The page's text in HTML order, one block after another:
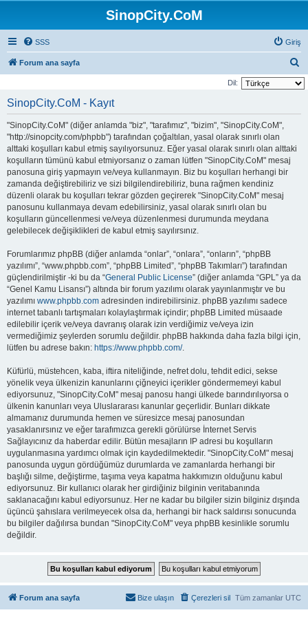
SinopCity.CoM
SSS Giriş
Forum ana sayfa
r
Dil:
SinopCity.CoM - Kayıt
"SinopCity.CoM" (diğer anlamda "biz", "tarafımız", "bizim", "SinopCity.CoM",
"http://sinopcity.com/phpbb") tarafından çoğaltılan, yasal olarak sınırlı olan
alttaki koşulları kabul etmiş sayılıyorsunuz. Eğer yasal olarak sınırlı olan alttaki
koşulların tümünü kabul etmiyorsanız o zaman lütfen "SinopCity.CoM" mesaj
panosuna giriş yapmayın ve/veya kullanmayın. Biz bu koşulları herhangi bir
zamanda değiştirebiliriz ve sizi bilgilendirebiliriz, buna rağmen kendiniz
düzenli olarak bu koşulları tekrar gözden geçirerek "SinopCity.CoM" mesaj
panosunu kullanmaya devam edebilirsiniz, yasal olarak sınırlı olan bu
koşulların güncellenmesi ve/veya düzenlenmesi durumunda meydana
gelebilecek değişiklikleri de kabul etmiş sayılırsınız.
Forumlarımız phpBB (diğer anlamda “onlar”, “onlara”, “onların”, “phpBB
yazılımı”, “www.phpbb.com”, “phpBB Limited”, “phpBB Takımları”) tarafından
güçlendirilmiştir -ki bu da “General Public License” (diğer anlamda “GPL” ya da
“Genel Kamu Lisansı”) altında bir forum yazılımı olarak yayınlanmıştır ve bu
yazılımı www.phpbb.com adresinden indirebilirsiniz. phpBB yazılımı sadece
internet tabanlı tartışmaları kolaylaştırmak içindir; phpBB Limited müsaade
edilebilir içerik ve/veya davranış olarak izin verdiğimiz ve/veya izin
vermediğimiz şeylerden sorumlu değildir. phpBB hakkında daha fazla bilgi için,
lütfen bu adrese bakın: https://www.phpbb.com/.
Küfürlü, müstehcen, kaba, iftira niteliğinde, nefret dolu, tehdit edici, sekse
yönelik veya ülkenizin kanunlarını çiğneyici içerikler göndermemeyi kabul
ediyorsunuz, "SinopCity.CoM" mesaj panosu hangi ülkede barındırılıyorsa o
ülkenin kanunları veya Uluslararası kanunlar geçerlidir. Bunları dikkate
almamanız durumunda hemen ve süresizce mesaj panosundan
yasaklanırsınız ve eğer tarafımızca gerekli görülürse İnternet Servis
Sağlayıcınız da haberdar edilir. Bütün mesajların IP adresi bu koşulların
uygulanmasına yardımcı olmak için kaydedilmektedir. "SinopCity.CoM" mesaj
panosunda uygun gördüğümüz durumlarda ve zamanlarda herhangi bir
başlığı silme, değiştirme, taşıma veya kapatma hakkımızın olduğunu kabul
ediyorsunuz. Bir kullanıcı olarak her girdiğiniz bilginin veritabanında
saklanacağını kabul ediyorsunuz. Her ne kadar bu bilgiler sizin bilginiz dışında
üçüncü şahıslara verilmeyecek olsa da, herhangi bir hack saldırısı sonucunda
bu bilgiler dağılırsa bundan "SinopCity.CoM" veya phpBB kesinlikle sorumlu
değildir.
Forum ana sayfa Tüm zamanlar UTC
Çerezleri sil
Bize ulaşın